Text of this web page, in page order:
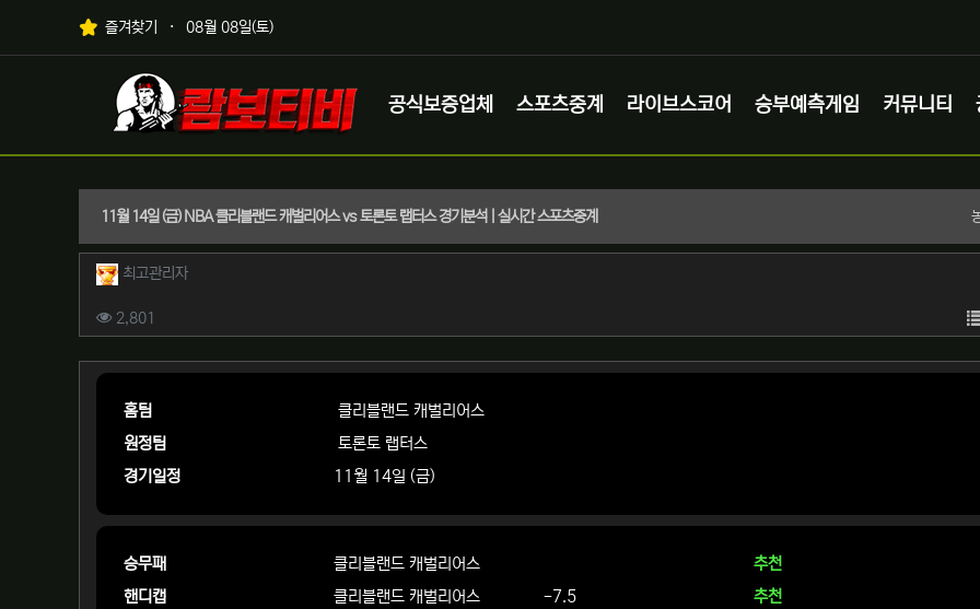
상단 네비즐겨찾기 08월 08일(토)
로고
공식보증업체 스포츠중계 라이브스코어 승부예측게임 커뮤니티
11월 14일 (금) NBA 클리블랜드 캐벌리어스 vs 토론토 랩터스 경기분석 | 실시간 스포츠중계
작성자 정보
최고관리자작성
컨텐츠 정보
2,801
본문
홈팀
클리블랜드 캐벌리어스
원정팀
토론토 랩터스
경기일정
11월 14일 (금)
승무패 클리블랜드 캐벌리어스
추천
핸디캡
클리블랜드 캐벌리어스 -7.5
추천